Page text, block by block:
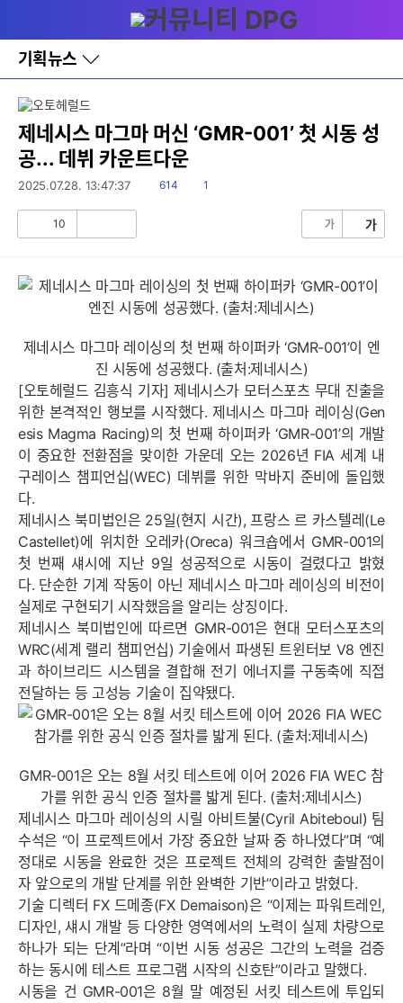
와
홈
기획뉴스
바
로
기
레
이
어
창
토
제네시스 마그마 머신 ‘GMR-001’ 첫 시동 성
공... 데뷔 카운트다운
2025.07.28. 13:47:37
읽
614
댓1
10 가 가
제네시스 마그마 레이싱의 첫 번째 하이퍼카 ‘GMR-001’이 엔
진 시동에 성공했다. (출처:제네시스)
[오토헤럴드 김흥식 기자] 제네시스가 모터스포츠 무대 진출을
위한 본격적인 행보를 시작했다. 제네시스 마그마 레이싱(Gen
esis Magma Racing)의 첫 번째 하이퍼카 ‘GMR-001’의 개발
이 중요한 전환점을 맞이한 가운데 오는 2026년 FIA 세계 내
구레이스 챔피언십(WEC) 데뷔를 위한 막바지 준비에 돌입했
다.
제네시스 북미법인은 25일(현지 시간), 프랑스 르 카스텔레(Le
Castellet)에 위치한 오레카(Oreca) 워크숍에서 GMR-001의
첫 번째 섀시에 지난 9일 성공적으로 시동이 걸렸다고 밝혔
다. 단순한 기계 작동이 아닌 제네시스 마그마 레이싱의 비전이
실제로 구현되기 시작했음을 알리는 상징이다.
제네시스 북미법인에 따르면 GMR-001은 현대 모터스포츠의
WRC(세계 랠리 챔피언십) 기술에서 파생된 트윈터보 V8 엔진
과 하이브리드 시스템을 결합해 전기 에너지를 구동축에 직접
전달하는 등 고성능 기술이 집약됐다.
GMR-001은 오는 8월 서킷 테스트에 이어 2026 FIA WEC 참
가를 위한 공식 인증 절차를 밟게 된다. (출처:제네시스)
제네시스 마그마 레이싱의 시릴 아비트불(Cyril Abiteboul) 팀
수석은 “이 프로젝트에서 가장 중요한 날짜 중 하나였다”며 “예
정대로 시동을 완료한 것은 프로젝트 전체의 강력한 출발점이
자 앞으로의 개발 단계를 위한 완벽한 기반”이라고 밝혔다.
기술 디렉터 FX 드메종(FX Demaison)은 “이제는 파워트레인,
디자인, 섀시 개발 등 다양한 영역에서의 노력이 실제 차량으로
하나가 되는 단계”라며 “이번 시동 성공은 그간의 노력을 검증
하는 동시에 테스트 프로그램 시작의 신호탄”이라고 말했다.
시동을 건 GMR-001은 8월 말 예정된 서킷 테스트에 투입되